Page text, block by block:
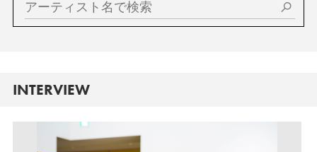
INTERVIEW